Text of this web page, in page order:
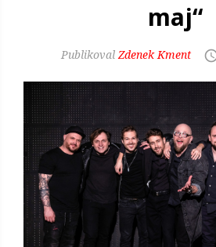
maj“
Zdenek Kment